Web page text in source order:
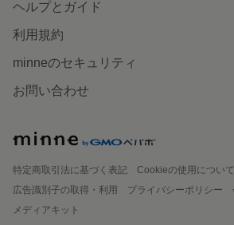
ヘルプとガイド
利用規約
minneのセキュリティ
お問い合わせ
特定商取引法に基づく表記
Cookieの使用について
広告識別子の取得・利用
プライバシーポリシー
メディアキット